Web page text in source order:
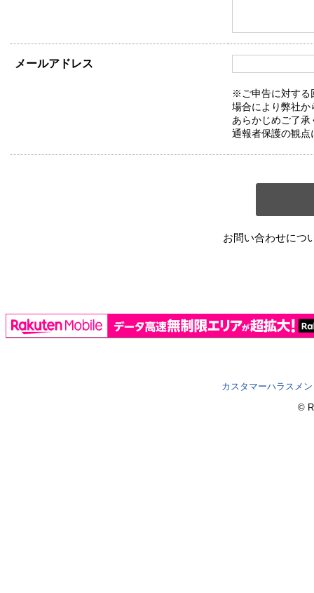
メールアドレス
※ご申告に対する
場合により弊社か
あらかじめご了承
通報者保護の観点
お問い合わせにつ
カスタマーハラスメ
©